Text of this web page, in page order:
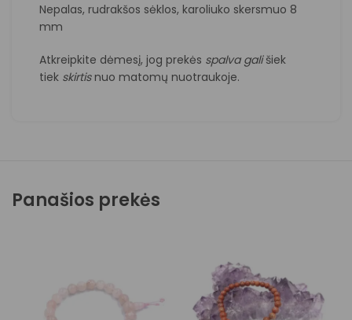
Nepalas, rudrakšos sėklos, karoliuko skersmuo 8
mm
Atkreipkite dėmesį, jog prekės spalva gališiek
tiek skirtisnuo matomų nuotraukoje.
Panašios prekės